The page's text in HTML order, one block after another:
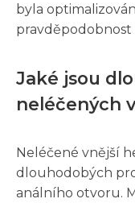
byla
Jaké jsou
neléčených
Neléčené vnější
dlouhodobých
análního otvoru.